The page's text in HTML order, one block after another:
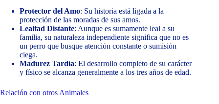
Protector del Amo: Su historia está ligada a la
protección de las moradas de sus amos.
Lealtad Distante: Aunque es sumamente leal a su
familia, su naturaleza independiente significa que no es
un perro que busque atención constante o sumisión
ciega.
Madurez Tardía: El desarrollo completo de su carácter
y físico se alcanza generalmente a los tres años de edad.
Relación con otros Animales